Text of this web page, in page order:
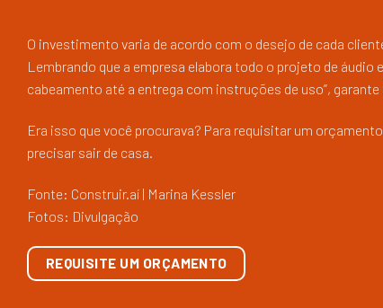
O investimento varia de acordo com o desejo de cada
Lembrando que a empresa elabora todo o projeto de áudio
cabeamento até a entrega com instruções de uso”, garante
Era isso que você procurava? Para requisitar um
precisar sair de casa.
Fonte: Construir.aí | Marina Kessler
Fotos: Divulgação
REQUISITE UM ORÇAMENTO